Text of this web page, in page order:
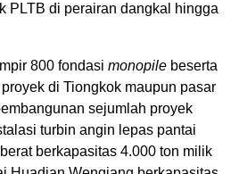
PLTB di perairan dangkal hingga
800 fondasi monopile beserta
di Tiongkok maupun pasar
sejumlah proyek
turbin angin lepas pantai
berkapasitas 4.000 ton milik